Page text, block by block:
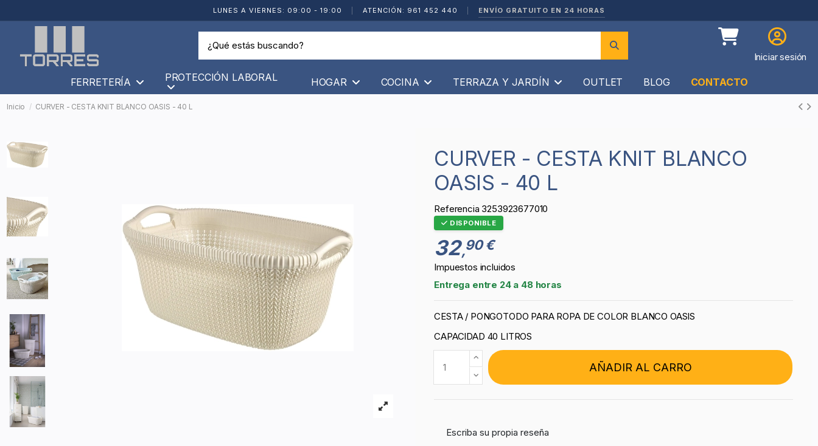
LUNES A VIERNES: 09:00 - 19:00 ATENCIÓN: 961 452 440 ENVÍO GRATUITO EN 24 HORAS
Iniciar sesión
FERRETERÍA PROTECCIÓN LABORAL HOGAR COCINA TERRAZA Y JARDÍN OUTLET BLOG CONTACTO
Inicio CURVER - CESTA KNIT BLANCO OASIS - 40 L
CURVER - CESTA KNIT BLANCO
OASIS - 40 L
Referencia 3253923677010
DISPONIBLE
32,90 €
Impuestos incluidos
Entrega entre 24 a 48 horas
CESTA / PONGOTODO PARA ROPA DE COLOR BLANCO OASIS
CAPACIDAD 40 LITROS
AÑADIR AL CARRO
Escriba su propia reseña